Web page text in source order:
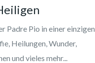
Padre Pio in einer einzigen
Heilungen, Wunder,
und vieles mehr...